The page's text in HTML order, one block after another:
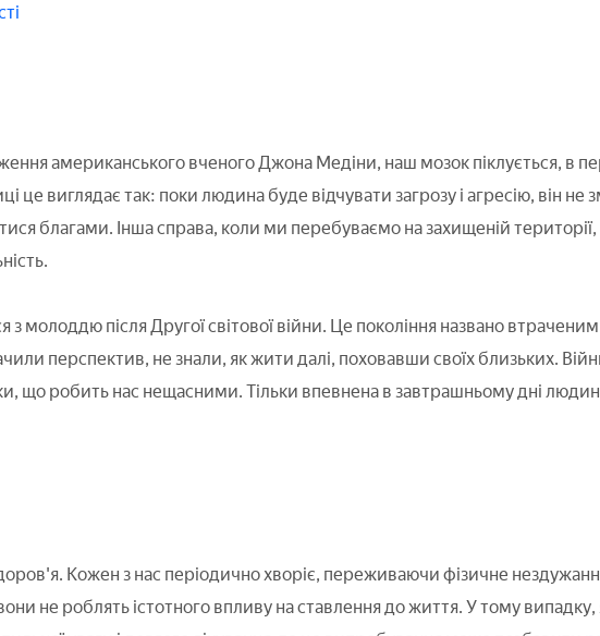
американського вченого Джона Медіни, наш мозок піклується, в
це виглядає так: поки людина буде відчувати загрозу і агресію, він не
благами. Інша справа, коли ми перебуваємо на захищеній території,
з молоддю після Другої світової війни. Це покоління названо втраченим
перспектив, не знали, як жити далі, поховавши своїх близьких.
що робить нас нещасними. Тільки впевнена в завтрашньому дні
Кожен з нас періодично хворіє, переживаючи фізичне
не роблять істотного впливу на ставлення до життя. У тому